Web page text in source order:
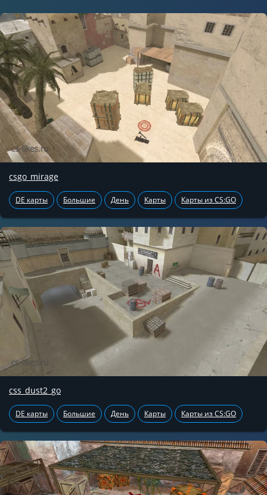
csgo_mirage
DE карты Большие День Карты Карты из CS:GO
css_dust2_go
DE карты Большие День Карты Карты из CS:GO